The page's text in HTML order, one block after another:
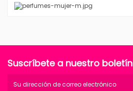
Suscríbete a nuestro boletín